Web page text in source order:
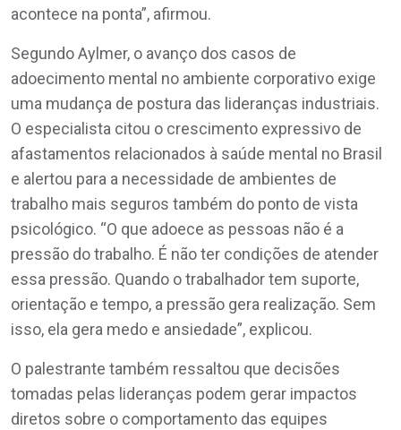
acontece na ponta”, afirmou.
Segundo Aylmer, o avanço dos casos de
adoecimento mental no ambiente corporativo exige
uma mudança de postura das lideranças industriais.
O especialista citou o crescimento expressivo de
afastamentos relacionados à saúde mental no Brasil
e alertou para a necessidade de ambientes de
trabalho mais seguros também do ponto de vista
psicológico. “O que adoece as pessoas não é a
pressão do trabalho. É não ter condições de atender
essa pressão. Quando o trabalhador tem suporte,
orientação e tempo, a pressão gera realização. Sem
isso, ela gera medo e ansiedade”, explicou.
O palestrante também ressaltou que decisões
tomadas pelas lideranças podem gerar impactos
diretos sobre o comportamento das equipes